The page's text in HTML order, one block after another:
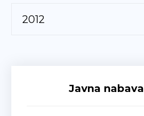
2012
Javna nabava